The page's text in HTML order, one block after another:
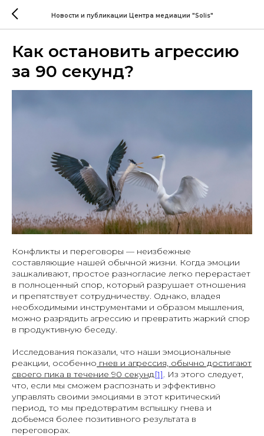
Новости и публикации Центра медиации "Solis"
Как остановить агрессию
за 90 секунд?
Конфликты и переговоры — неизбежные
составляющие нашей обычной жизни. Когда эмоции
зашкаливают, простое разногласие легко перерастает
в полноценный спор, который разрушает отношения
и препятствует сотрудничеству. Однако, владея
необходимыми инструментами и образом мышления,
можно разрядить агрессию и превратить жаркий спор
в продуктивную беседу.
Исследования показали, что наши эмоциональные
реакции, особенно гнев и агрессия, обычно достигают
своего пика в течение 90 секунд[1]. Из этого следует,
что, если мы сможем распознать и эффективно
управлять своими эмоциями в этот критический
период, то мы предотвратим вспышку гнева и
добьемся более позитивного результата в
переговорах.